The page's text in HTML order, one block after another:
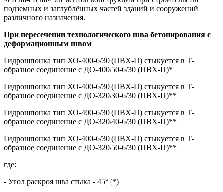
подземных и заглублённых частей зданий и сооружений
различного назначения.
При пересечении технологического шва бетонирования с
деформационным швом
Гидрошпонка тип ХО-400-6/30 (ПВХ-П) стыкуется в Т-
образное соединение с ДО-400/50-6/30 (ПВХ-П)*
Гидрошпонка тип ХО-400-6/30 (ПВХ-П) стыкуется в Т-
образное соединение с ДО-320/30-6/30 (ПВХ-П)**
Гидрошпонка тип ХО-400-6/30 (ПВХ-П) стыкуется в Т-
образное соединение с ДО-320/40-6/30 (ПВХ-П)**
Гидрошпонка тип ХО-400-6/30 (ПВХ-П) стыкуется в Т-
образное соединение с ДО-320/50-6/30 (ПВХ-П)**
где:
- Угол раскроя шва стыка - 45° (*)